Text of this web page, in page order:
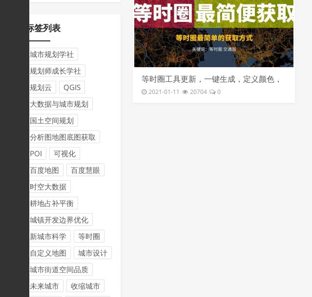
标签列表
城市规划学社
规划师成长学社
规划云
QGIS
大数据与城市规划
国土空间规划
分析图地图底图获取
POI
可视化
百度地图
百度慧眼
时空大数据
耕地占补平衡
城镇开发边界优化
新城市科学
等时圈
自定义地图
城市设计
城市街道空间品质
未来城市
收缩城市
等时圈工具更新，一键生成，定义颜色，
三种地图风格，车行骑行步行，可导出JS
2021-01-11 20704 0